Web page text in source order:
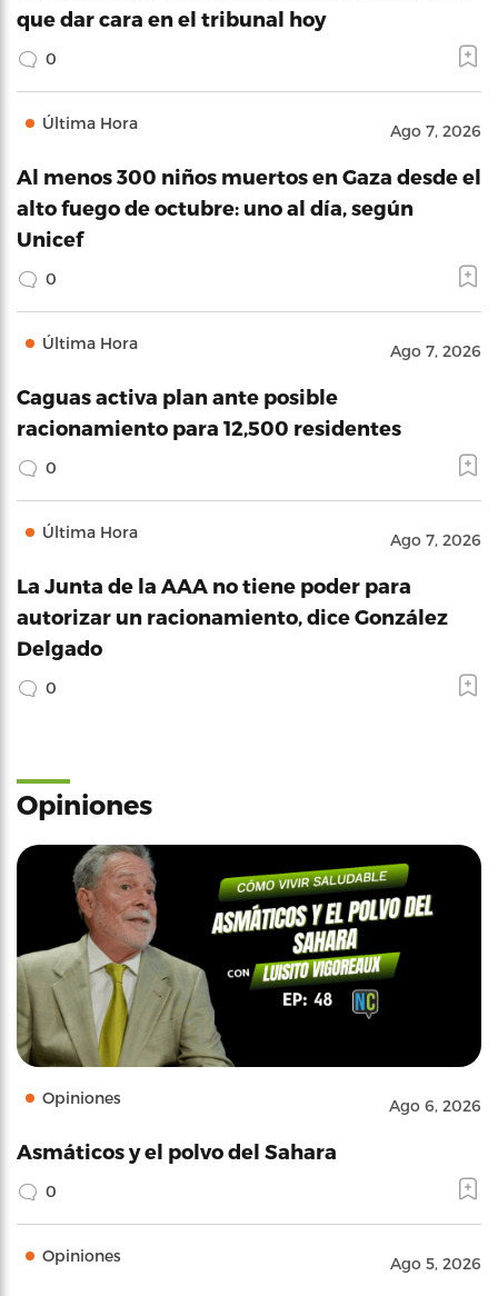
que dar cara en el tribunal hoy
0
Última Hora Ago 7, 2026
Al menos 300 niños muertos en Gaza desde el
alto fuego de octubre: uno al día, según
Unicef
0
Última Hora Ago 7, 2026
Caguas activa plan ante posible
racionamiento para 12,500 residentes
0
Última Hora Ago 7, 2026
La Junta de la AAA no tiene poder para
autorizar un racionamiento, dice González
Delgado
0
Opiniones
Opiniones Ago 6, 2026
Asmáticos y el polvo del Sahara
0
Opiniones Ago 5, 2026